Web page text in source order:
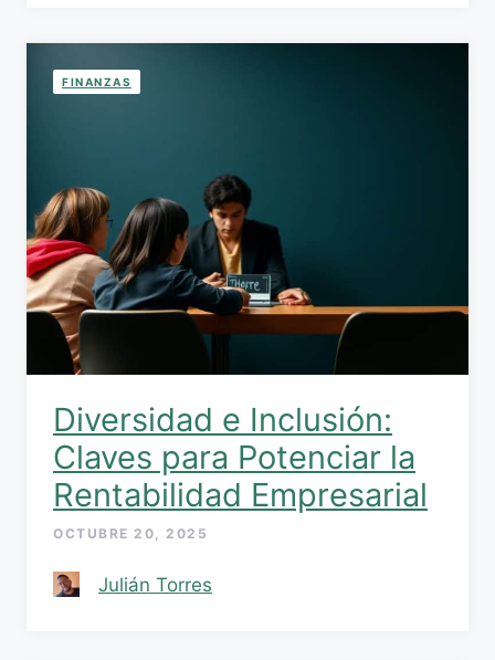
FINANZAS
Diversidad e Inclusión:
Claves para Potenciar la
Rentabilidad Empresarial
OCTUBRE 20, 2025
Julián Torres